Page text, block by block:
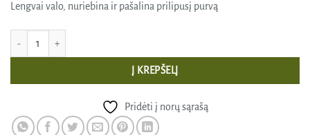
Lengvai valo, nuriebina ir pašalina prilipusį purvą
Į KREPŠELĮ
Pridėti į norų sąrašą